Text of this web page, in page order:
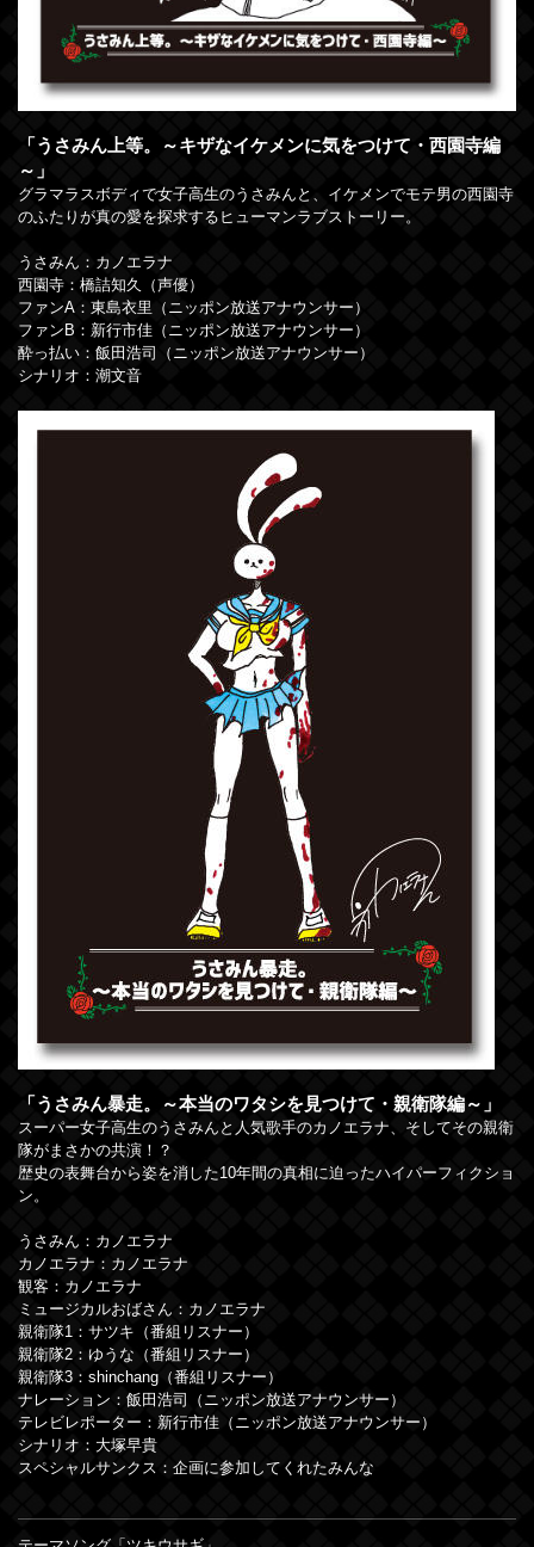
「うさみん上等。～キザなイケメンに気をつけて・西園寺編
～」
グラマラスボディで女子高生のうさみんと、イケメンでモテ男の西園寺
のふたりが真の愛を探求するヒューマンラブストーリー。
うさみん：カノエラナ
西園寺：橋詰知久（声優）
ファンA：東島衣里（ニッポン放送アナウンサー）
ファンB：新行市佳（ニッポン放送アナウンサー）
酔っ払い：飯田浩司（ニッポン放送アナウンサー）
シナリオ：潮文音
「うさみん暴走。～本当のワタシを見つけて・親衛隊編～」
スーパー女子高生のうさみんと人気歌手のカノエラナ、そしてその親衛
隊がまさかの共演！？
歴史の表舞台から姿を消した10年間の真相に迫ったハイパーフィクショ
ン。
うさみん：カノエラナ
カノエラナ：カノエラナ
観客：カノエラナ
ミュージカルおばさん：カノエラナ
親衛隊1：サツキ（番組リスナー）
親衛隊2：ゆうな（番組リスナー）
親衛隊3：shinchang（番組リスナー）
ナレーション：飯田浩司（ニッポン放送アナウンサー）
テレビレポーター：新行市佳（ニッポン放送アナウンサー）
シナリオ：大塚早貴
スペシャルサンクス：企画に参加してくれたみんな